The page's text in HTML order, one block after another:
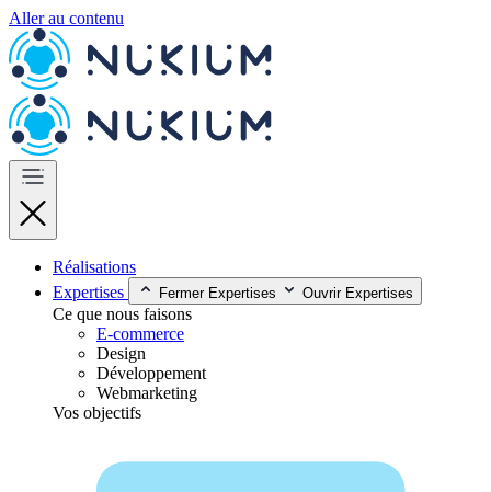
Aller au contenu
Réalisations
Expertises
Fermer Expertises Ouvrir Expertises
Ce que nous faisons
E-commerce
Design
Développement
Webmarketing
Vos objectifs